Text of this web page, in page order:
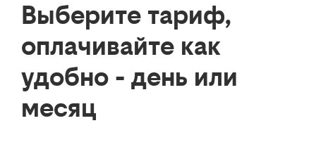
Выберите тариф,
оплачивайте как
удобно - день или
месяц